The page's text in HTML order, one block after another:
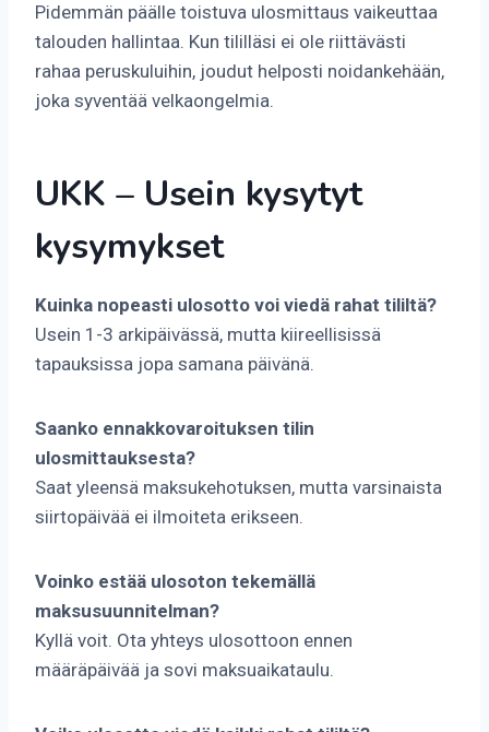
Pidemmän päälle toistuva ulosmittaus vaikeuttaa
talouden hallintaa. Kun tililläsi ei ole riittävästi
rahaa peruskuluihin, joudut helposti noidankehään,
joka syventää velkaongelmia.
UKK – Usein kysytyt
kysymykset
Kuinka nopeasti ulosotto voi viedä rahat tililtä?
Usein 1-3 arkipäivässä, mutta kiireellisissä
tapauksissa jopa samana päivänä.
Saanko ennakkovaroituksen tilin
ulosmittauksesta?
Saat yleensä maksukehotuksen, mutta varsinaista
siirtopäivää ei ilmoiteta erikseen.
Voinko estää ulosoton tekemällä
maksusuunnitelman?
Kyllä voit. Ota yhteys ulosottoon ennen
määräpäivää ja sovi maksuaikataulu.